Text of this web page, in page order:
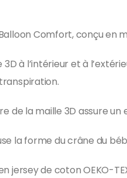
Comfort, conçu
3D à l’intérieur et à
de la maille 3D assure
la forme du crâne du
jersey de coton OEKO-